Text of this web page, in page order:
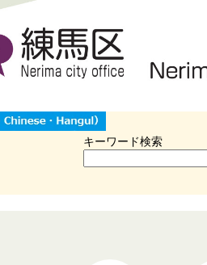
キーワード検索